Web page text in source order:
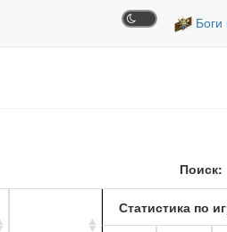
Поиск:
Статистика по